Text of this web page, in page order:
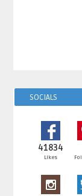
SOCIALS
41834
Likes